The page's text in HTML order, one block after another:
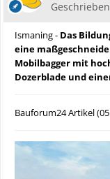
Geschrieben
Ismaning - Das
eine
Mobilbagger mit
Dozerblade und
Bauforum24 Artikel